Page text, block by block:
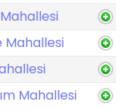
Mahallesi
Mahallesi